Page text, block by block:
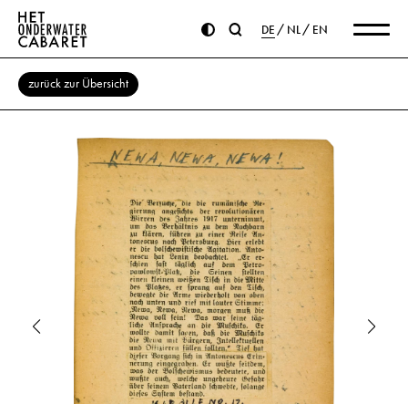
DE NL EN
zurück zur Übersicht